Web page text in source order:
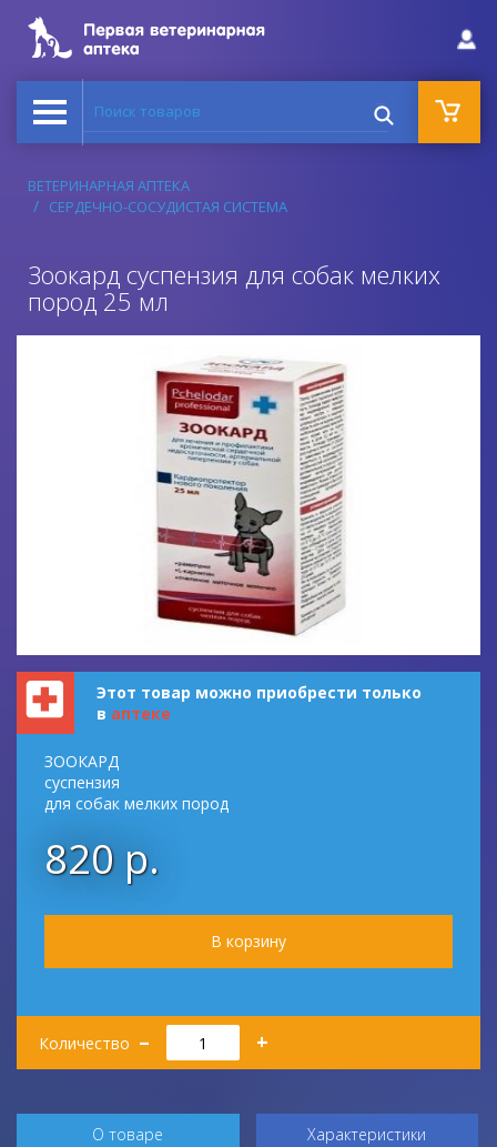
Поиск товаров
ВЕТЕРИНАРНАЯ АПТЕКА
СЕРДЕЧНО-СОСУДИСТАЯ СИСТЕМА
Зоокард суспензия для собак мелких
пород 25 мл
Этот товар можно приобрести только
в аптеке
ЗООКАРД
суспензия
для собак мелких пород
820 р.
Количество
Количество
– +
О товаре Характеристики